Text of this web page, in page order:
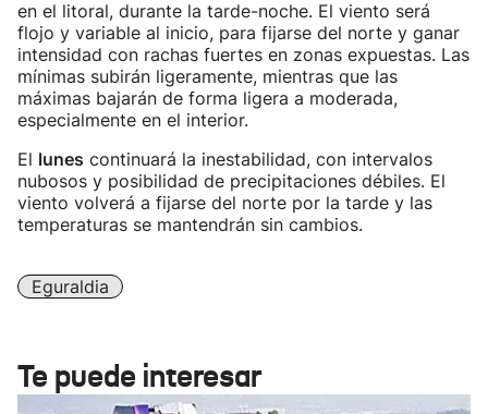
en el litoral, durante la tarde-noche. El viento será
flojo y variable al inicio, para fijarse del norte y ganar
intensidad con rachas fuertes en zonas expuestas. Las
mínimas subirán ligeramente, mientras que las
máximas bajarán de forma ligera a moderada,
especialmente en el interior.
El lunes continuará la inestabilidad, con intervalos
nubosos y posibilidad de precipitaciones débiles. El
viento volverá a fijarse del norte por la tarde y las
temperaturas se mantendrán sin cambios.
Eguraldia
Te puede interesar